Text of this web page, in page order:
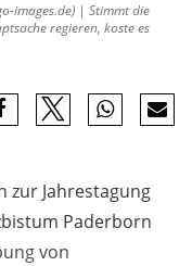
images.de) | Stimmt die
regieren, koste es
zur Jahrestagung
Paderborn
von